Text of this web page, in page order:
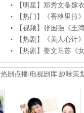
【明星】郑秀文备嫁
【热门】《香格里拉
【视频】张国强《王
【热剧】《美人心计
【热剧】姜文马苏《
热剧点播 电视剧库 趣味策